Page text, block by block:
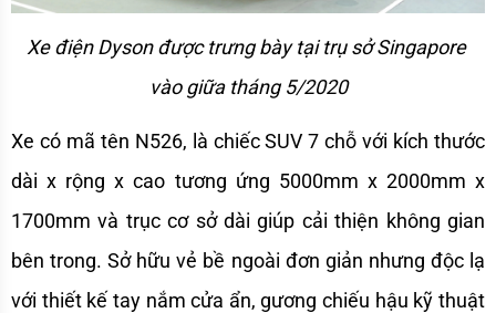
Xe điện Dyson được trưng bày tại trụ sở Singapore
vào giữa tháng 5/2020
Xe có mã tên N526, là chiếc SUV 7 chỗ với kích thước
dài x rộng x cao tương ứng 5000mm x 2000mm x
1700mm và trục cơ sở dài giúp cải thiện không gian
bên trong. Sở hữu vẻ bề ngoài đơn giản nhưng độc lạ
với thiết kế tay nắm cửa ẩn, gương chiếu hậu kỹ thuật